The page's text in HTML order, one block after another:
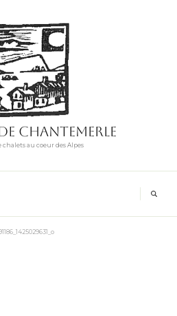
Chantemerle
chalets au coeur des Alpes